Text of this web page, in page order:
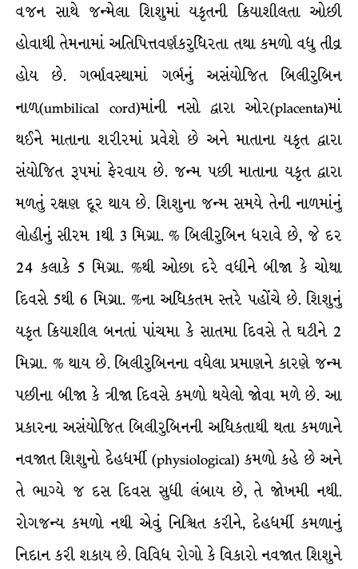
વજન સાથે જન્મેલા શિશુમાં યકૃતની ક્રિયાશીલતા ઓછી
હોવાથી તેમનામાં અતિપિત્તવર્ણકરુધિરતા તથા કમળો વધુ તીવ્ર
હોય છે. ગર્ભાવસ્થામાં ગર્ભનું અસંયોજિત બિલીરુબિન
નાળ(umbilical cord)માંની નસો દ્વારા ઓર(placenta)માં
થઈને માતાના શરીરમાં પ્રવેશે છે અને માતાના યકૃત દ્વારા
સંયોજિત રૂપમાં ફેરવાય છે. જન્મ પછી માતાના યકૃત દ્વારા
મળતું રક્ષણ દૂર થાય છે. શિશુના જન્મ સમયે તેની નાળમાંનું
લોહીનું સીરમ 1થી 3 મિગ્રા. % બિલીરુબિન ધરાવે છે, જે દર
24 કલાકે 5 મિગ્રા. %થી ઓછા દરે વધીને બીજા કે ચોથા
દિવસે 5થી 6 મિગ્રા. %ના અધિકતમ સ્તરે પહોંચે છે. શિશુનું
યકૃત ક્રિયાશીલ બનતાં પાંચમા કે સાતમા દિવસે તે ઘટીને 2
મિગ્રા. % થાય છે. બિલીરુબિનના વધેલા પ્રમાણને કારણે જન્મ
પછીના બીજા કે ત્રીજા દિવસે કમળો થયેલો જોવા મળે છે. આ
પ્રકારના અસંયોજિત બિલીરુબિનની અધિકતાથી થતા કમળાને
નવજાત શિશુનો દેહધર્મી (physiological) કમળો કહે છે અને
તે ભાગ્યે જ દસ દિવસ સુધી લંબાય છે, તે જોખમી નથી.
રોગજન્ય કમળો નથી એવું નિશ્ચિત કરીને, દેહધર્મી કમળાનું
નિદાન કરી શકાય છે. વિવિધ રોગો કે વિકારો નવજાત શિશુને